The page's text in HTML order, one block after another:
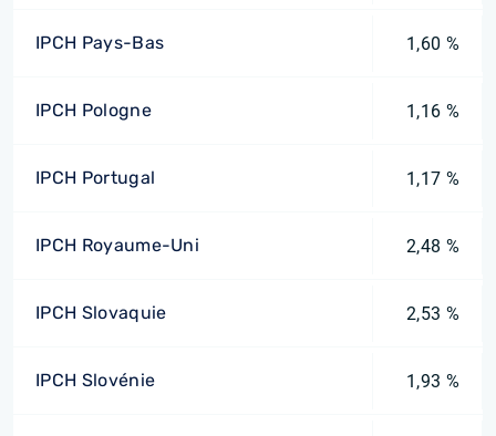
IPCH Pays-Bas 1,60 %
IPCH Pologne 1,16 %
IPCH Portugal 1,17 %
IPCH Royaume-Uni 2,48 %
IPCH Slovaquie 2,53 %
IPCH Slovénie 1,93 %